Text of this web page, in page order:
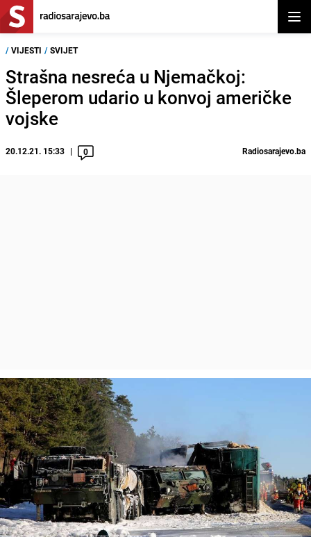
/ VIJESTI / SVIJET
Strašna nesreća u Njemačkoj:
Šleperom udario u konvoj američke
vojske
20.12.21. 15:33 0 Radiosarajevo.ba